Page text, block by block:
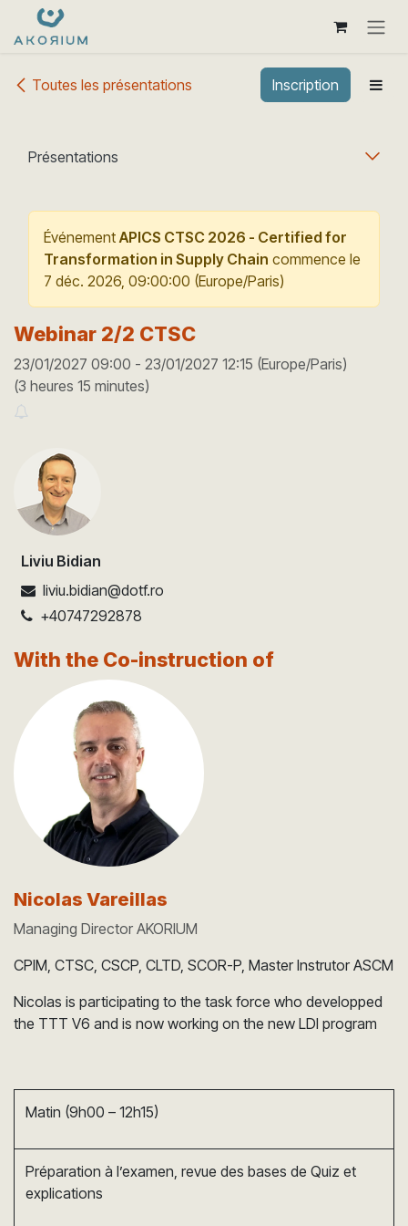
Se rendre au contenu
Toutes les présentations Inscription
Présentations
Événement APICS CTSC 2026 - Certified for
Transformation in Supply Chain commence le
7 déc. 2026, 09:00:00 (Europe/Paris)
Webinar 2/2 CTSC
23/01/2027 09:00 - 23/01/2027 12:15 (Europe/Paris)
(3 heures 15 minutes)
Liviu Bidian
liviu.bidian@dotf.ro
+40747292878
With the Co-instruction of
Nicolas Vareillas
Managing Director AKORIUM
CPIM, CTSC, CSCP, CLTD, SCOR-P, Master Instrutor ASCM
Nicolas is participating to the task force who developped
the TTT V6 and is now working on the new LDI program
Matin (9h00 – 12h15)
Préparation à l’examen, revue des bases de Quiz et
explications